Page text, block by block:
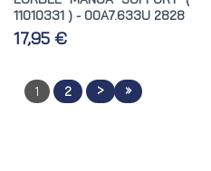
11010331 ) - 00A7.633U 2828
17,95 €
1 2 > »